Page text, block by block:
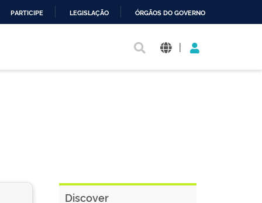
PARTICIPE LEGISLAÇÃO ÓRGÃOS DO GOVERNO
|
Discover